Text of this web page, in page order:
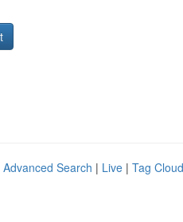
Advanced Search | Live | Tag Cloud